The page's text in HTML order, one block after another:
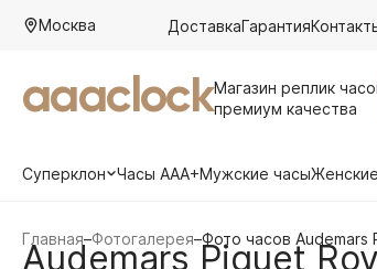
Москва ДоставкаГарантия
aaaclockМагазин реплик
премиум качества
Суперклон Часы AAA+Мужские часы
Главная–Фотогалерея–Фото часов Audemars
Audemars Piguet